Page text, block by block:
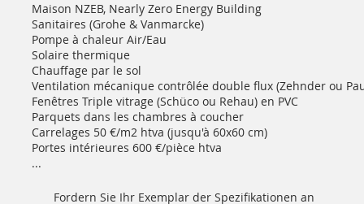
Maison NZEB, Nearly Zero Energy Building
Sanitaires (Grohe & Vanmarcke)
Pompe à chaleur Air/Eau
Solaire thermique
Chauffage par le sol
Ventilation mécanique contrôlée double flux (Zehnder ou
Fenêtres Triple vitrage (Schüco ou Rehau) en PVC
Parquets dans les chambres à coucher
Carrelages 50 €/m2 htva (jusqu'à 60x60 cm)
Portes intérieures 600 €/pièce htva
...
Fordern Sie Ihr Exemplar der Spezifikationen an